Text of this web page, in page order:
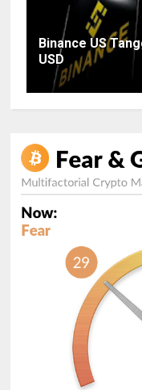
Binance US
USD